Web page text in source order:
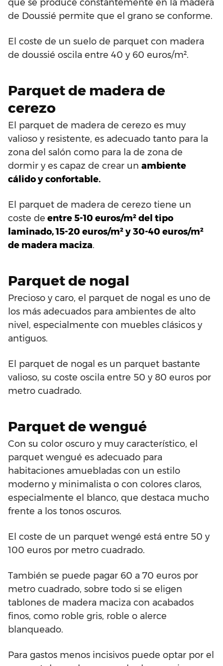
que se produce constantemente en la madera
de Doussié permite que el grano se conforme.
El coste de un suelo de parquet con madera
de doussié oscila entre 40 y 60 euros/m².
Parquet de madera de
cerezo
El parquet de madera de cerezo es muy
valioso y resistente, es adecuado tanto para la
zona del salón como para la de zona de
dormir y es capaz de crear un ambiente
cálido y confortable.
El parquet de madera de cerezo tiene un
coste de entre 5-10 euros/m² del tipo
laminado, 15-20 euros/m² y 30-40 euros/m²
de madera maciza.
Parquet de nogal
Precioso y caro, el parquet de nogal es uno de
los más adecuados para ambientes de alto
nivel, especialmente con muebles clásicos y
antiguos.
El parquet de nogal es un parquet bastante
valioso, su coste oscila entre 50 y 80 euros por
metro cuadrado.
Parquet de wengué
Con su color oscuro y muy característico, el
parquet wengué es adecuado para
habitaciones amuebladas con un estilo
moderno y minimalista o con colores claros,
especialmente el blanco, que destaca mucho
frente a los tonos oscuros.
El coste de un parquet wengé está entre 50 y
100 euros por metro cuadrado.
También se puede pagar 60 a 70 euros por
metro cuadrado, sobre todo si se eligen
tablones de madera maciza con acabados
finos, como roble gris, roble o alerce
blanqueado.
Para gastos menos incisivos puede optar por el